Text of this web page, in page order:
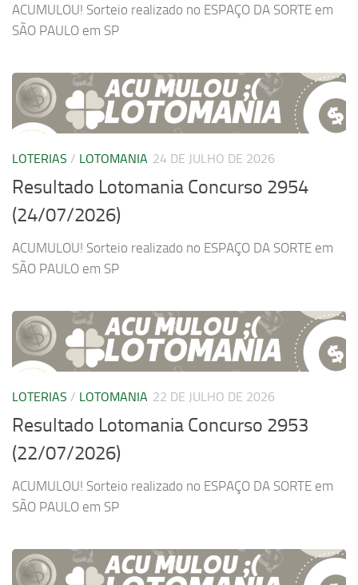
ACUMULOU! Sorteio realizado no ESPAÇO DA SORTE em
SÃO PAULO em SP
LOTERIAS / LOTOMANIA 24 DE JULHO DE 2026
Resultado Lotomania Concurso 2954
(24/07/2026)
ACUMULOU! Sorteio realizado no ESPAÇO DA SORTE em
SÃO PAULO em SP
LOTERIAS / LOTOMANIA 22 DE JULHO DE 2026
Resultado Lotomania Concurso 2953
(22/07/2026)
ACUMULOU! Sorteio realizado no ESPAÇO DA SORTE em
SÃO PAULO em SP